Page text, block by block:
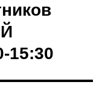
15:30